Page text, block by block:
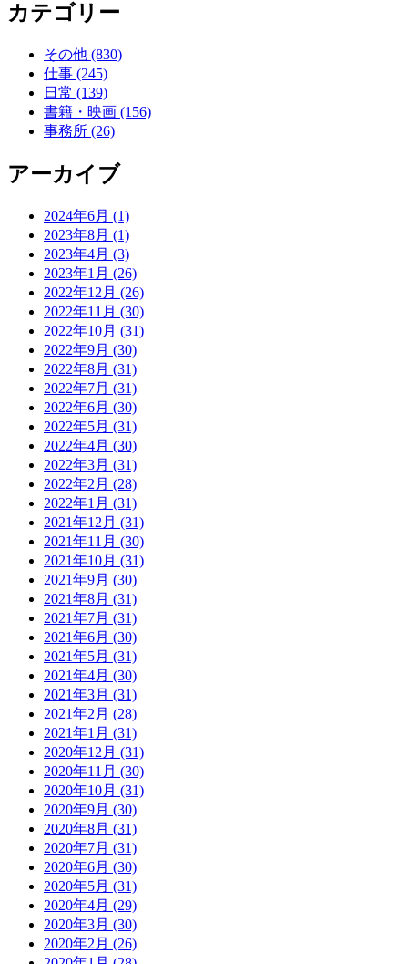
カテゴリー
その他 (830)
仕事 (245)
日常 (139)
書籍・映画 (156)
事務所 (26)
アーカイブ
2024年6月 (1)
2023年8月 (1)
2023年4月 (3)
2023年1月 (26)
2022年12月 (26)
2022年11月 (30)
2022年10月 (31)
2022年9月 (30)
2022年8月 (31)
2022年7月 (31)
2022年6月 (30)
2022年5月 (31)
2022年4月 (30)
2022年3月 (31)
2022年2月 (28)
2022年1月 (31)
2021年12月 (31)
2021年11月 (30)
2021年10月 (31)
2021年9月 (30)
2021年8月 (31)
2021年7月 (31)
2021年6月 (30)
2021年5月 (31)
2021年4月 (30)
2021年3月 (31)
2021年2月 (28)
2021年1月 (31)
2020年12月 (31)
2020年11月 (30)
2020年10月 (31)
2020年9月 (30)
2020年8月 (31)
2020年7月 (31)
2020年6月 (30)
2020年5月 (31)
2020年4月 (29)
2020年3月 (30)
2020年2月 (26)